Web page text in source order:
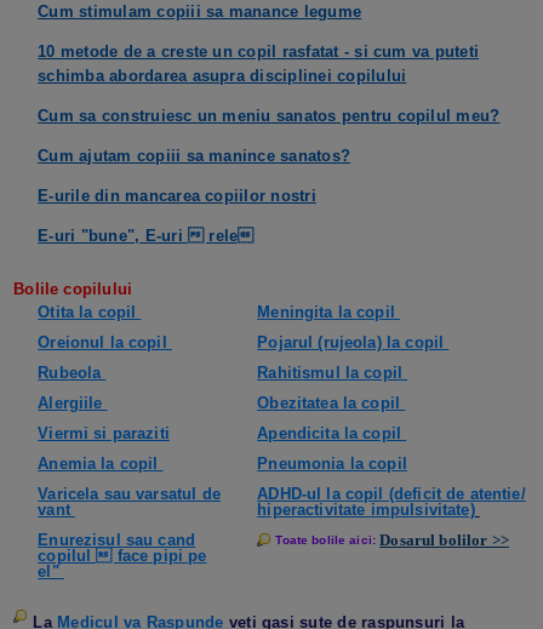
Cum stimulam copiii sa manance legume
10 metode de a creste uncopil rasfatat - si cum va puteti
schimba abordarea asupra disciplinei copilului
Cum sa construiesc un meniu sanatos pentru copilul meu?
Cum ajutam copiii sa manince sanatos?
E-urile din mancarea copiilor nostri
E-uri "bune", E-uri  rele
Bolile copilului
Otita la copil
Oreionul la copil
Rubeola
Alergiile
Viermi si paraziti
Anemia la copil
Varicela sau varsatul de
vant
Enurezisul sau cand
copilul  face pipi pe
el"
Meningita la copil
Pojarul (rujeola) la copil
Rahitismul la copil
Obezitatea la copil
Apendicita la copil
Pneumonia la copil
ADHD-ul la copil (deficit de atentie/
hiperactivitate impulsivitate)
Toate bolile aici: Dosarul bolilor >>
La Medicul va Raspunde veti gasi sute de raspunsuri la